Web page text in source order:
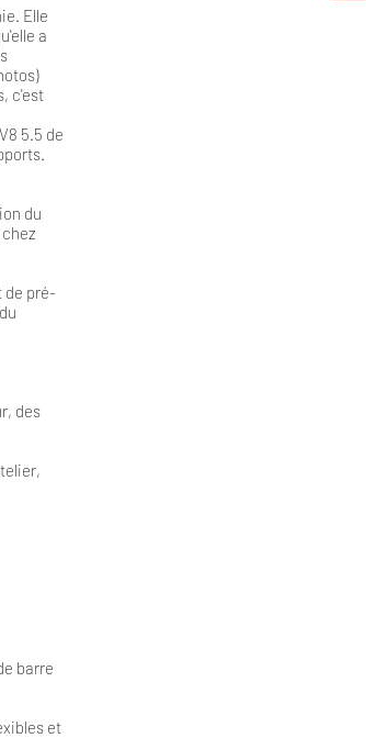
Elle
a
c'est
5.5 de
du
de pré-
des
barre
et